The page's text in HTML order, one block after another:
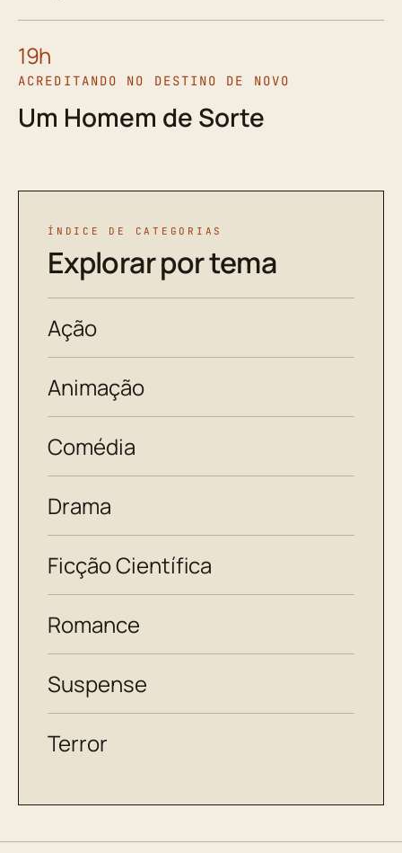
19h
ACREDITANDO NO DESTINO DE NOVO
Um Homem de Sorte
ÍNDICE DE CATEGORIAS
Explorar por tema
Ação
Animação
Comédia
Drama
Ficção Científica
Romance
Suspense
Terror